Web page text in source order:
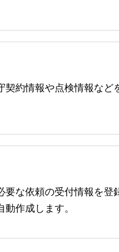
約情報や点検情報など
要な依頼の受付情報を登
作成します。